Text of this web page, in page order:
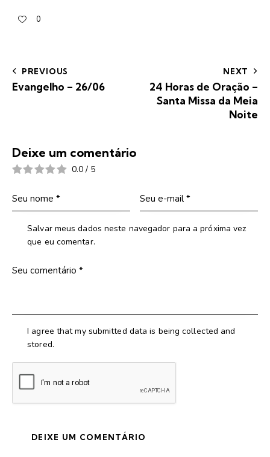
0
PREVIOUS
Evangelho – 26/06
NEXT
24 Horas de Oração –
Santa Missa da Meia
Noite
Deixe um comentário
0.0 / 5
Salvar meus dados neste navegador para a próxima vez
que eu comentar.
I agree that my submitted data is being collected and
stored.